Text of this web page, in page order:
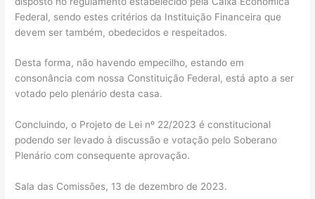
Federal, sendo estes critérios da Instituição Financeira que
devem ser também, obedecidos e respeitados.
Desta forma, não havendo empecilho, estando em
consonância com nossa Constituição Federal, está apto a ser
votado pelo plenário desta casa.
Concluindo, o Projeto de Lei nº 22/2023 é constitucional
podendo ser levado à discussão e votação pelo Soberano
Plenário com consequente aprovação.
Sala das Comissões, 13 de dezembro de 2023.